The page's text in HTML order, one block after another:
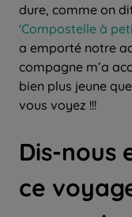
dure, comme on
'Compostelle à
a emporté notre
compagne m’a
bien plus jeune
vous voyez !!!
Dis-nous
ce